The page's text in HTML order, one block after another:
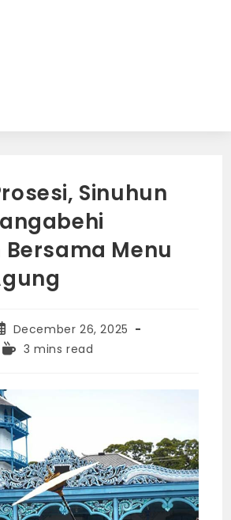
Sinuhun
Menu
published:
December 26, 2025
Reading
3 mins read